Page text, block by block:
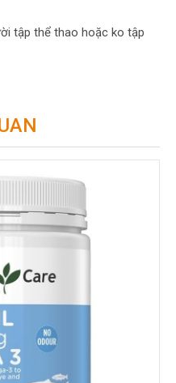
tập thể thao hoặc ko tập